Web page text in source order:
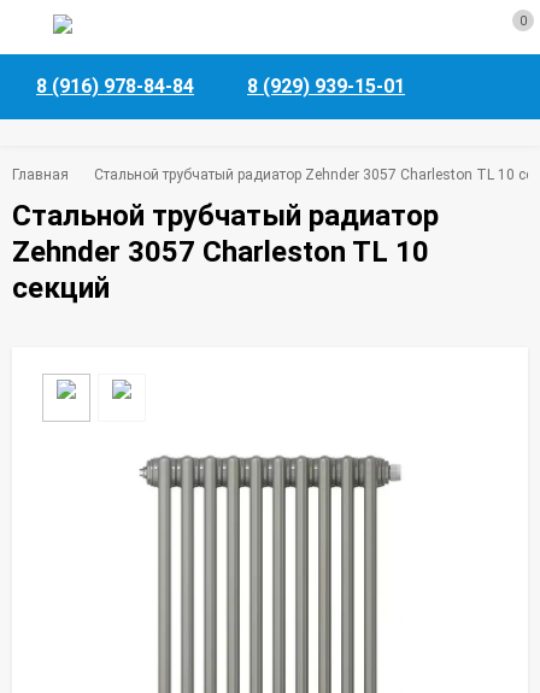
0
8 (916) 978-84-84 8 (929) 939-15-01
Главная Стальной трубчатый радиатор Zehnder 3057 Charleston TL 10
Стальной трубчатый радиатор
Zehnder 3057 Charleston TL 10
секций